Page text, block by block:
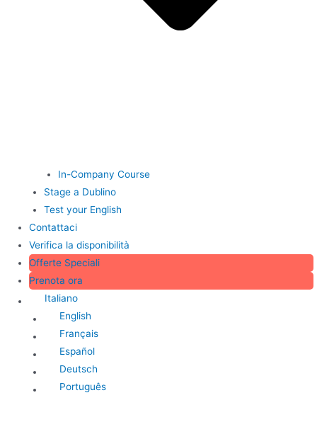
In-Company Course
Stage a Dublino
Test your English
Contattaci
Verifica la disponibilità
Offerte Speciali
Prenota ora
Italiano
English
Français
Español
Deutsch
Português